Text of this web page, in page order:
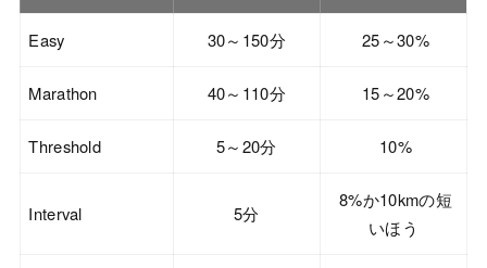
Easy 30～150分 25～30%
Marathon 40～110分 15～20%
Threshold 5～20分 10%
Interval 5分
8%か10kmの短
いほう